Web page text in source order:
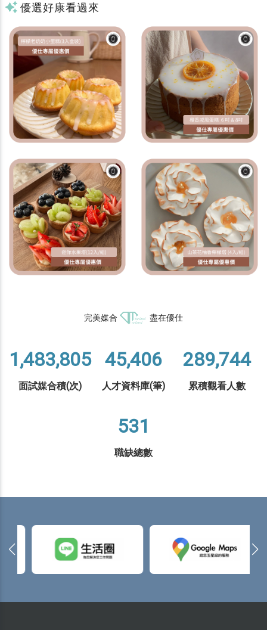
優選好康看過來
完美媒合 盡在優仕
1,483,805
面試媒合積(次)
45,406
人才資料庫(筆)
289,744
累積觀看人數
531
職缺總數